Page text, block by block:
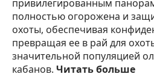
привилегированным
полностью огорожена и
охоты, обеспечивая
превращая ее в рай для
значительной популяцией
кабанов. Читать больше